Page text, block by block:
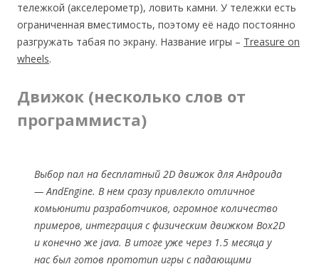
тележкой (акселерометр), ловить камни. У тележки есть
ограниченная вместимость, поэтому её надо постоянно
разгружать табая по экрану. Название игры – Treasure on
wheels.
Движок (несколько слов от
программиста)
Выбор пал на бесплатный 2D движок для Андроида
— AndEngine. В нем сразу привлекло отличное
комьюнити разработчиков, огромное количество
примеров, интеграция с физическим движком Box2D
и конечно же java. В итоге уже через 1.5 месяца у
нас был готов прототип игры с падающими